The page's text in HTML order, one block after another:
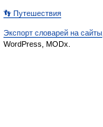
👣 Путешествия
Экспорт словарей на сайты
WordPress, MODx.